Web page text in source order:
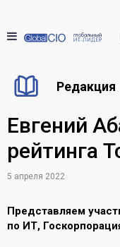
Редакция
Евгений
рейтинга
5 апреля 2022
Представляем
по ИТ,